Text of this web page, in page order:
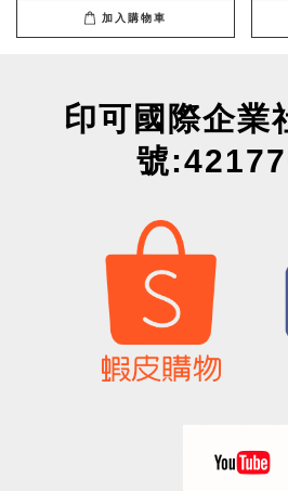
加入購物車
印可國際企業
號